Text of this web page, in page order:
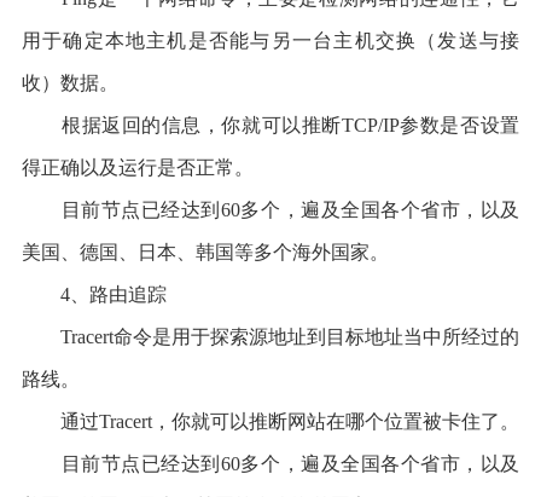
用于确定本地主机是否能与另一台主机交换（发送与接
收）数据。
根据返回的信息，你就可以推断TCP/IP参数是否设置
得正确以及运行是否正常。
目前节点已经达到60多个，遍及全国各个省市，以及
美国、德国、日本、韩国等多个海外国家。
4、路由追踪
Tracert命令是用于探索源地址到目标地址当中所经过的
路线。
通过Tracert，你就可以推断网站在哪个位置被卡住了。
目前节点已经达到60多个，遍及全国各个省市，以及